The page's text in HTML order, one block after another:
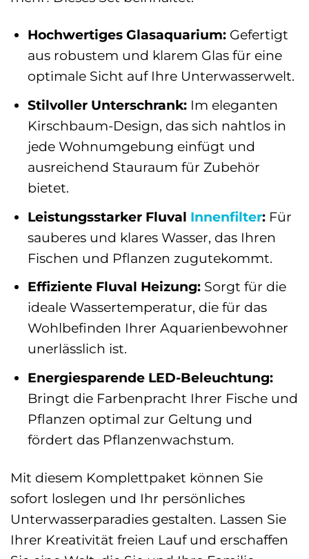
Hochwertiges Glasaquarium:Gefertigt
aus robustem und klarem Glas für eine
optimale Sicht auf Ihre Unterwasserwelt.
Stilvoller Unterschrank:Im eleganten
Kirschbaum-Design, das sich nahtlos in
jede Wohnumgebung einfügt und
ausreichend Stauraum für Zubehör
bietet.
Leistungsstarker Fluval Innenfilter:Für
sauberes und klares Wasser, das Ihren
Fischen und Pflanzen zugutekommt.
Effiziente Fluval Heizung:Sorgt für die
ideale Wassertemperatur, die für das
Wohlbefinden Ihrer Aquarienbewohner
unerlässlich ist.
Energiesparende LED-Beleuchtung:
Bringt die Farbenpracht Ihrer Fische und
Pflanzen optimal zur Geltung und
fördert das Pflanzenwachstum.
Mit diesem Komplettpaket können Sie
sofort loslegen und Ihr persönliches
Unterwasserparadies gestalten. Lassen Sie
Ihrer Kreativität freien Lauf und erschaffen